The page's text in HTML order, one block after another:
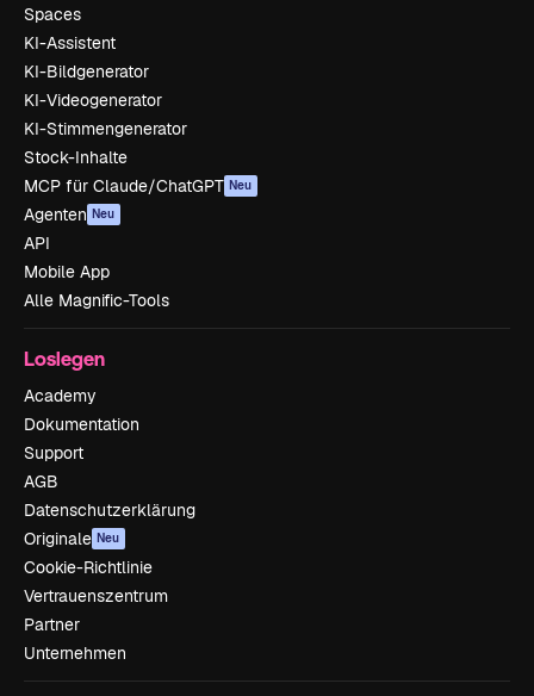
Spaces
KI-Assistent
KI-Bildgenerator
KI-Videogenerator
KI-Stimmengenerator
Stock-Inhalte
MCP für Claude/ChatGPT Neu
Agenten Neu
API
Mobile App
Alle Magnific-Tools
Loslegen
Academy
Dokumentation
Support
AGB
Datenschutzerklärung
Originale Neu
Cookie-Richtlinie
Vertrauenszentrum
Partner
Unternehmen